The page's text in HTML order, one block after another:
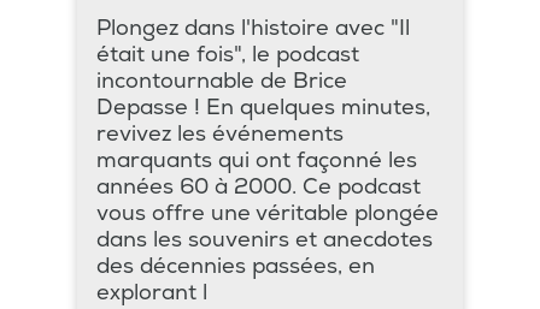
Plongez dans l'histoire avec "Il
était une fois", le podcast
incontournable de Brice
Depasse ! En quelques minutes,
revivez les événements
marquants qui ont façonné les
années 60 à 2000. Ce podcast
vous offre une véritable plongée
dans les souvenirs et anecdotes
des décennies passées, en
explorant l